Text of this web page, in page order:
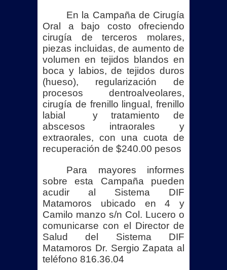
marca precedente nacional en
protección animal
BETO GRANADOS ESCUCHA A
VECINOS DE LA FIDEL VELÁZQUEZ II
Y ANUNCIA NUEVAS OBRAS
¡FUERTE GOLPE EN MATAMOROS!
DETIENEN A SEIS Y ASEGURAN
ARMAMENTO
REINAUGURA BETO GRANADOS
ÁREA VERDE EN NUEVO
AMANECER CON APOYO DE OXXO
Con ceremonia de graduación DIF
En la Campaña de Cirugía
Oral a bajo costo ofreciendo
cirugía de terceros molares,
piezas incluidas, de aumento de
volumen en tejidos blandos en
boca y labios, de tejidos duros
(hueso), regularización de
procesos dentroalveolares,
cirugía de frenillo lingual, frenillo
labial y tratamiento de
abscesos intraorales y
extraorales, con una cuota de
recuperación de $240.00 pesos
Para mayores informes
sobre esta Campaña pueden
acudir al Sistema DIF
Matamoros ubicado en 4 y
Camilo manzo s/n Col. Lucero o
comunicarse con el Director de
Salud del Sistema DIF
Matamoros Dr. Sergio Zapata al
teléfono 816.36.04